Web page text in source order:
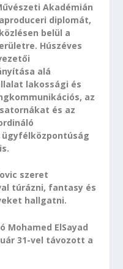
Akadémián
diplomát,
belül a
Húszéves
alá
lakossági és
az
és az
szeret
túrázni, fantasy és
hallgatni.
ElSayad
31-vel távozott a